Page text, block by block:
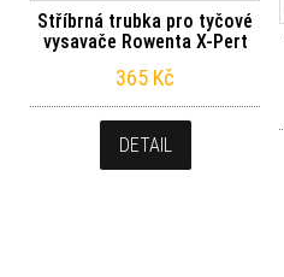
Stříbrná trubka pro tyčové
vysavače Rowenta X-Pert
365 Kč
DETAIL